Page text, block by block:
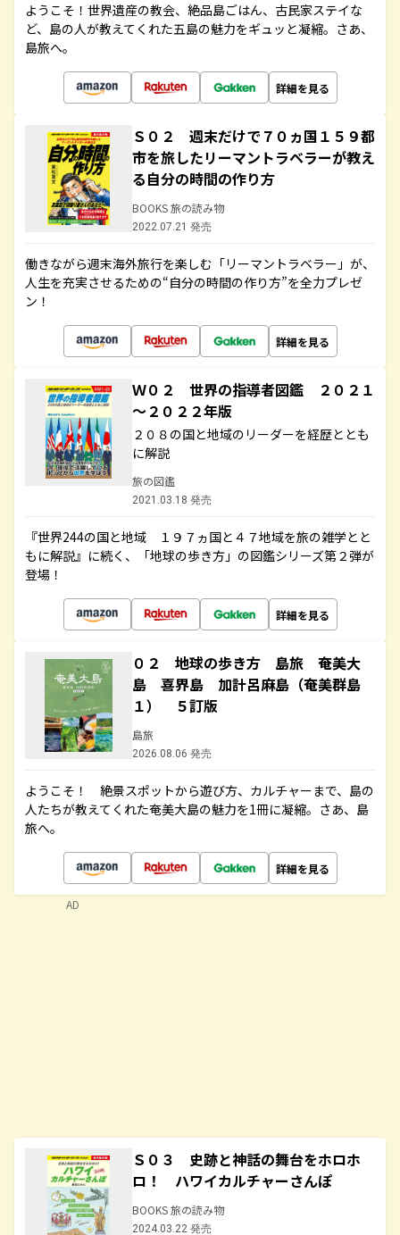
ようこそ！世界遺産の教会、絶品島ごはん、古民家ステイな
ど、島の人が教えてくれた五島の魅力をギュッと凝縮。さあ、
島旅へ。
詳細を見る
Ｓ０２ 週末だけで７０ヵ国１５９都
市を旅したリーマントラベラーが教え
る自分の時間の作り方
BOOKS 旅の読み物
2022.07.21 発売
働きながら週末海外旅行を楽しむ「リーマントラベラー」が、
人生を充実させるための“自分の時間の作り方”を全力プレゼ
ン！
詳細を見る
Ｗ０２ 世界の指導者図鑑 ２０２１
～２０２２年版
２０８の国と地域のリーダーを経歴ととも
に解説
旅の図鑑
2021.03.18 発売
『世界244の国と地域 １９７ヵ国と４７地域を旅の雑学とと
もに解説』に続く、「地球の歩き方」の図鑑シリーズ第２弾が
登場！
詳細を見る
０２ 地球の歩き方 島旅 奄美大
島 喜界島 加計呂麻島（奄美群島
１） ５訂版
島旅
2026.08.06 発売
ようこそ！ 絶景スポットから遊び方、カルチャーまで、島の
人たちが教えてくれた奄美大島の魅力を1冊に凝縮。さあ、島
旅へ。
詳細を見る
Ｓ０３ 史跡と神話の舞台をホロホ
ロ！ ハワイカルチャーさんぽ
BOOKS 旅の読み物
2024.03.22 発売
AD